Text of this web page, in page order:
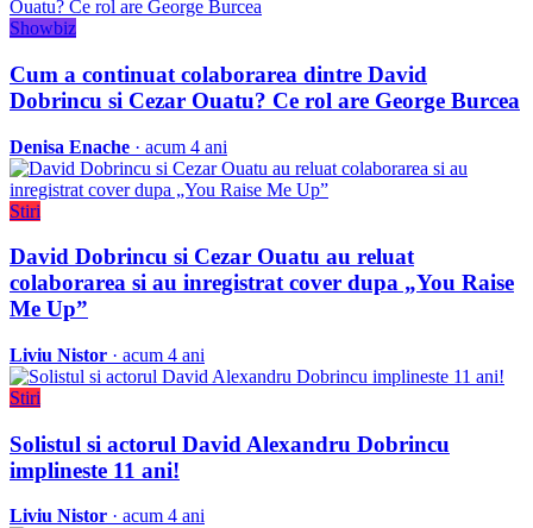
Showbiz
Cum a continuat colaborarea dintre David
Dobrincu si Cezar Ouatu? Ce rol are George Burcea
Denisa Enache · acum 4 ani
Stiri
David Dobrincu si Cezar Ouatu au reluat
colaborarea si au inregistrat cover dupa „You Raise
Me Up”
Liviu Nistor · acum 4 ani
Stiri
Solistul si actorul David Alexandru Dobrincu
implineste 11 ani!
Liviu Nistor · acum 4 ani